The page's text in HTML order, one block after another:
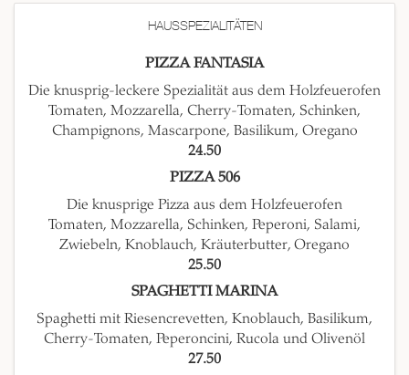
HAUSSPEZIALITÄTEN
PIZZA FANTASIA
Die knusprig-leckere Spezialität aus dem Holzfeuerofen
Tomaten, Mozzarella, Cherry-Tomaten, Schinken,
Champignons, Mascarpone, Basilikum, Oregano
24.50
PIZZA 506
Die knusprige Pizza aus dem Holzfeuerofen
Tomaten, Mozzarella, Schinken, Peperoni, Salami,
Zwiebeln, Knoblauch, Kräuterbutter, Oregano
25.50
SPAGHETTI MARINA
Spaghetti mit Riesencrevetten, Knoblauch, Basilikum,
Cherry-Tomaten, Peperoncini, Rucola und Olivenöl
27.50